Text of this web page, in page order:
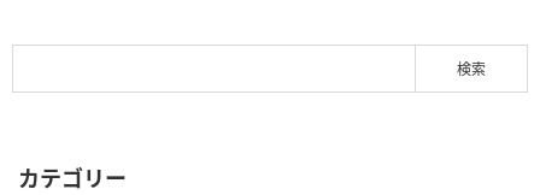
カテゴリー